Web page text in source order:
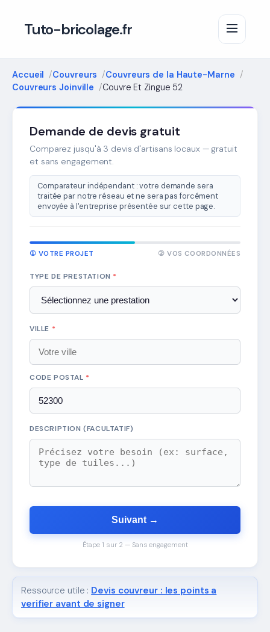
Tuto-bricolage.fr
Accueil Couvreurs
Couvreurs de la Haute-Marne
Couvreurs Joinville
Couvre Et Zingue 52
Demande de devis gratuit
Comparez jusqu'à 3 devis d'artisans locaux — gratuit
et sans engagement.
Comparateur indépendant : votre demande sera
traitée par notre réseau et ne sera pas forcément
envoyée à l'entreprise présentée sur cette page.
① VOTRE PROJET ② VOS COORDONNÉES
TYPE DE PRESTATION *
VILLE *
CODE POSTAL *
DESCRIPTION (FACULTATIF)
Suivant →
Étape 1 sur 2 — Sans engagement
Ressource utile : Devis couvreur : les points a
verifier avant de signer